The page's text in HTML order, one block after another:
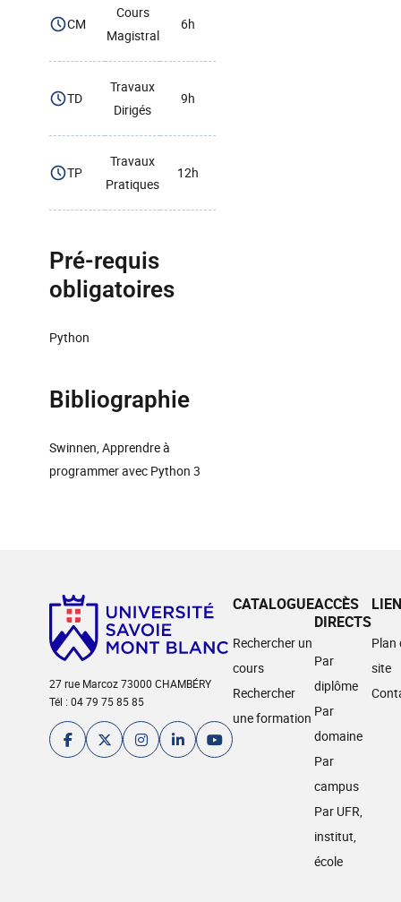
CM
Cours
Magistral
6h
TD
Travaux
Dirigés
9h
TP
Travaux
Pratiques
12h
Pré-requis
obligatoires
Python
Bibliographie
Swinnen, Apprendre à
programmer avec Python 3
27 rue Marcoz 73000 CHAMBÉRY
Tél : 04 79 75 85 85
CATALOGUE
Rechercher un
cours
Rechercher
une formation
ACCÈS
DIRECTS
Par
diplôme
Par
domaine
Par
campus
Par UFR,
institut,
école
Plan
site